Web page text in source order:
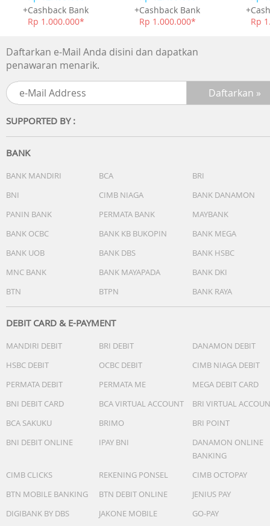
+Cashback Bank
Rp 1.000.000*
+Cashback Bank
Rp 1.000.000*
Rp
Daftarkan e-Mail Anda disini dan dapatkan
penawaran menarik.
SUPPORTED BY :
BANK
BANK MANDIRI BCA
BRI
BNI
CIMB NIAGA
BANK DANAMON
PANIN BANK
PERMATA BANK
MAYBANK
BANK OCBC
BANK KB BUKOPIN
BANK MEGA
BANK UOB
BANK DBS
BANK HSBC
MNC BANK
BANK MAYAPADA
BANK DKI
BTN
BTPN BANK RAYA
DEBIT CARD & E-PAYMENT
MANDIRI DEBIT BRI DEBIT
DANAMON DEBIT
HSBC DEBIT
OCBC DEBIT
CIMB NIAGA DEBIT
PERMATA DEBIT
PERMATA ME
MEGA DEBIT CARD
BNI DEBIT CARD
BCA VIRTUAL ACCOUNT
BRI VIRTUAL
BCA SAKUKU
BRIMO
BRI POINT
BNI DEBIT ONLINE
IPAY BNI
DANAMON ONLINE
BANKING
CIMB CLICKS
REKENING PONSEL
CIMB OCTOPAY
BTN MOBILE BANKING
BTN DEBIT ONLINE
JENIUS PAY
DIGIBANK BY DBS
JAKONE MOBILE
GO-PAY